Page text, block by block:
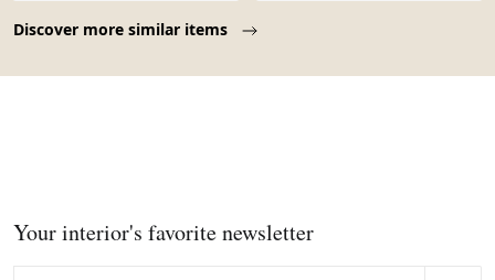
Discover more similar items
Your interior's favorite newsletter